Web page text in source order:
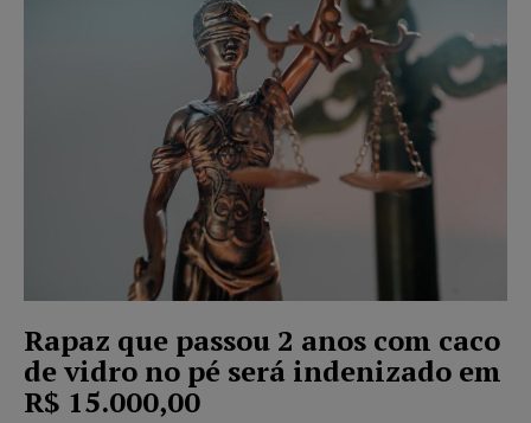
Rapaz que passou 2 anos com caco
de vidro no pé será indenizado em
R$ 15.000,00